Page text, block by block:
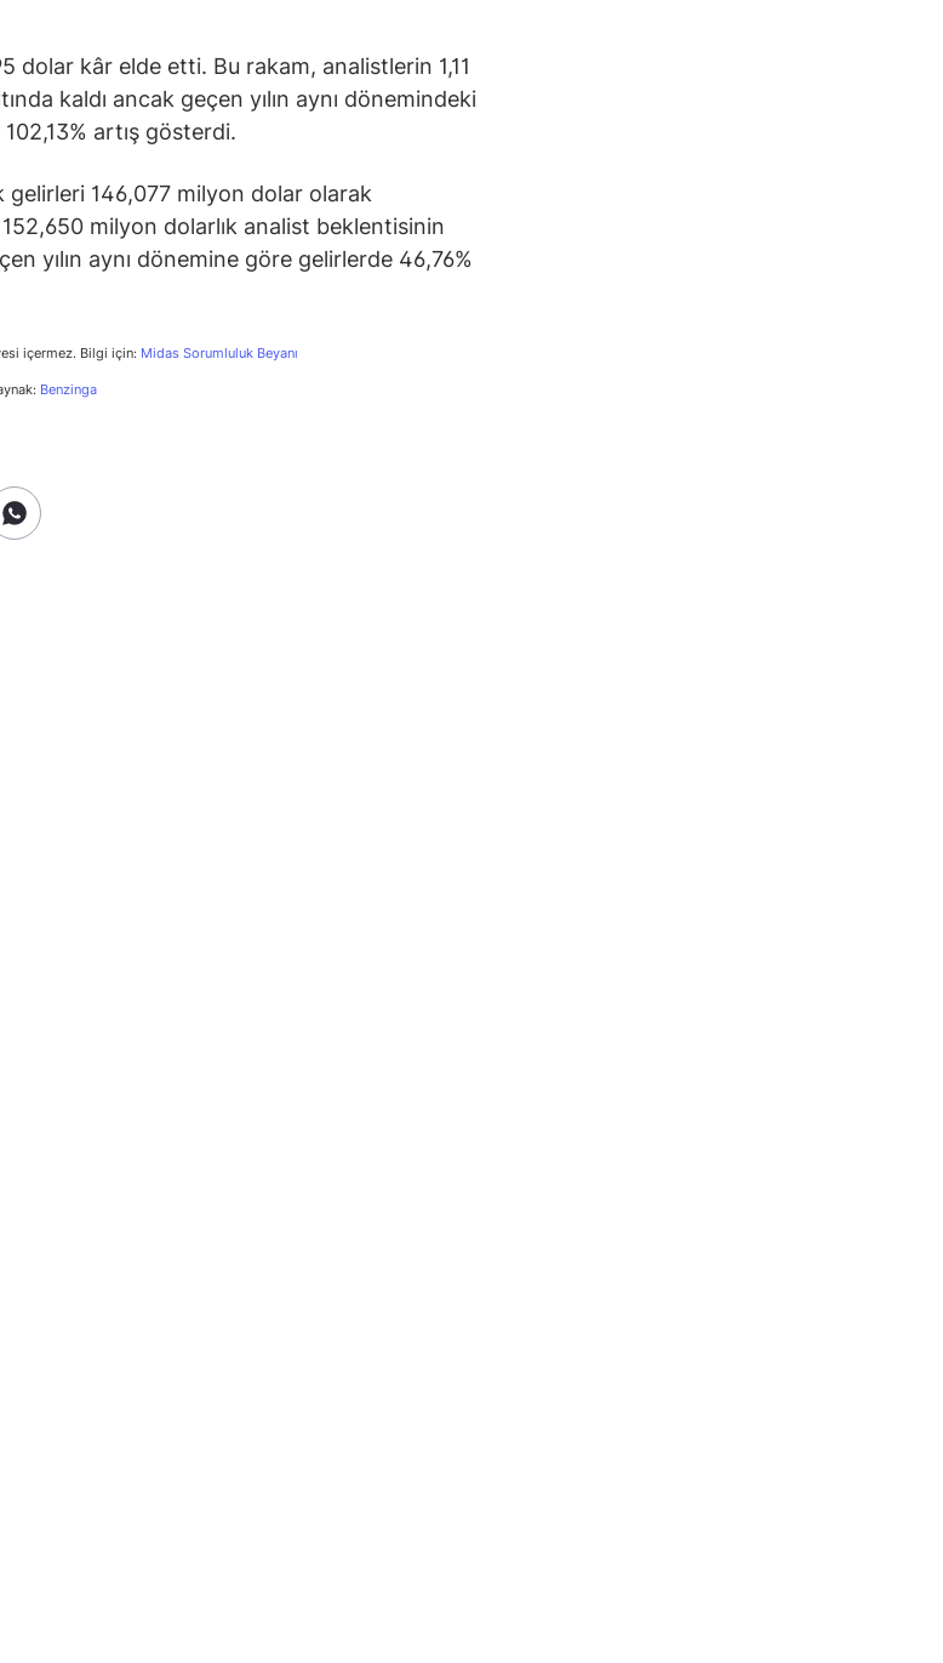
dolar kâr elde etti. Bu rakam, analistlerin 1,11
kaldı ancak geçen yılın aynı dönemindeki
artış gösterdi.
gelirleri 146,077 milyon dolar olarak
milyon dolarlık analist beklentisinin
yılın aynı dönemine göre gelirlerde 46,76%
içermez. Bilgi için: Midas Sorumluluk Beyanı
Benzinga